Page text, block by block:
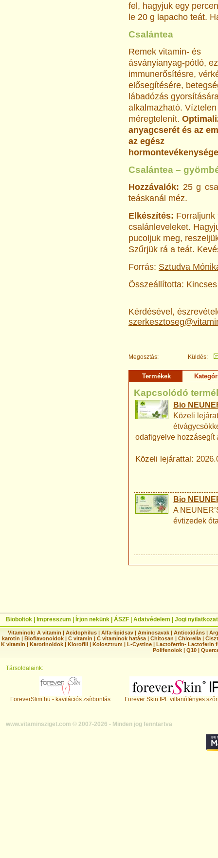
fel, hagyjuk egy
le 20 g lapacho teát.
Csalántea
Remek vitamin- és
ásványianyag-pótló,
immunerősítésre,
elősegítésére,
lábadózás
alkalmazható.
méregtelenít.
anyagcserét és az
az egész
Csalántea –
Hozzávalók: 25 g
teáskanál méz.
Elkészítés: Forraljunk
csalánleveleket.
pucoljuk meg,
Szűrjük rá a teát.
Forrás: Sztudva
Összeállította:
Kérdésével,
Megosztás: Küldés:
Termékek
Kapcsolódó
Bio
Közeli
odafigyelve hozzásegít
Közeli lejárattal:
Bio
A
évtizedek
Bioboltok Impresszum Írjon nekünk ÁSZF Adatvédelem Jogi nyilatkozat
Vitaminok: A vitamin |Acidophilus |Alfa-lipidsav |Aminosavak |Antioxidáns |
karotin | Bioflavonoidok | C vitamin | C vitaminok hatása | Chitosan | Chlorella |
K vitamin | Karotinoidok | Klorofill | Kolosztrum | L-Cystine | Lactoferrin- Lactoferin
Polifenolok |Q10 |
Társoldalaink:
ForeverSlim.hu - kavitációs zsírbontás Forever Skin IPL villanófényes
www.vitaminsziget.com © 2007-2026 - Minden jog fenntartva